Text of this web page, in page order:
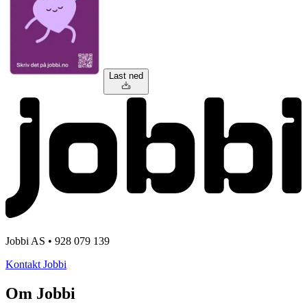
Last ned
Jobbi AS • 928 079 139
Kontakt Jobbi
Om Jobbi